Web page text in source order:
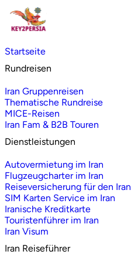
Startseite
Rundreisen
Iran Gruppenreisen
Thematische Rundreise
MICE-Reisen
Iran Fam & B2B Touren
Dienstleistungen
Autovermietung im Iran
Flugzeugcharter im Iran
Reiseversicherung für den Iran
SIM Karten Service im Iran
Iranische Kreditkarte
Touristenführer im Iran
Iran Visum
Iran Reiseführer